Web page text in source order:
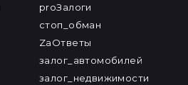
proЗалоги
стоп_обман
ZaОтветы
залог_автомобилей
залог_недвижимости